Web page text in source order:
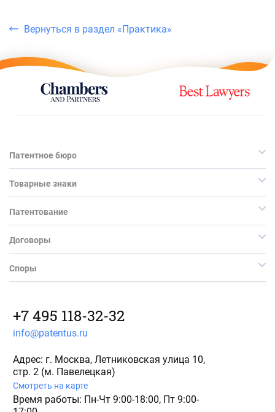
Вернуться в раздел «Практика»
Патентное бюро
Товарные знаки
Патентование
Договоры
Споры
+7 495 118-32-32
info@patentus.ru
Адрес: г. Москва, Летниковская улица 10,
стр. 2 (м. Павелецкая)
Смотреть на карте
Время работы: Пн-Чт 9:00-18:00, Пт 9:00-